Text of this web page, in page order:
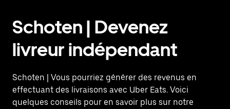
Schoten | Devenez
livreur indépendant
Schoten | Vous pourriez générer des revenus en
effectuant des livraisons avec Uber Eats. Voici
quelques conseils pour en savoir plus sur notre